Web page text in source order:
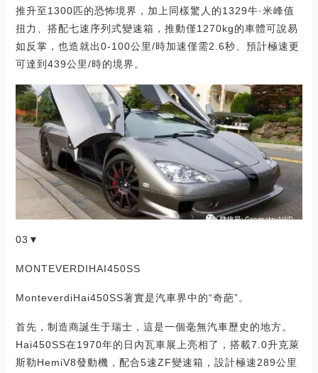
推升至1300匹的恐怖境界，加上同樣驚人的1329牛·米峰值
扭力、搭配七速序列式變速箱，推動僅1270kg的車體可說易
如反掌，也造就出0-100公里/時加速僅需2.6秒、預計極速更
可達到439公里/時的境界。
03▼
MONTEVERDIHAI450SS
MonteverdiHai450SS著實是汽車界中的“奇葩”。
首先，制造商誕生于瑞士，這是一個毫無汽車歷史的地方。
Hai450SS在1970年的日內瓦車展上亮相了，搭載7.0升克萊
斯勒HemiV8發動機，配合5速ZF變速箱，設計極速289公里